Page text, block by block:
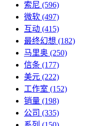
索尼 (596)
微软 (497)
互动 (415)
最终幻想 (182)
马里奥 (250)
信条 (177)
美元 (222)
工作室 (152)
销量 (198)
公司 (335)